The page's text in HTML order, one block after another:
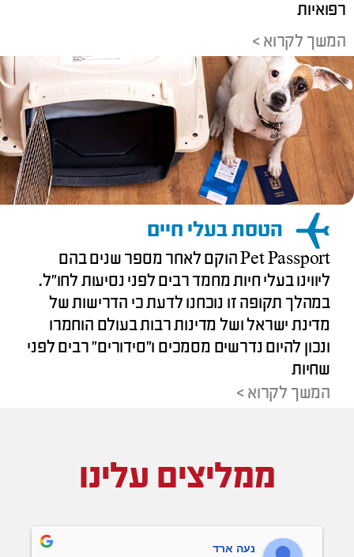
רפואיות
המשך לקרוא >
הטסת בעלי חיים
Pet Passport הוקם לאחר מספר שנים בהם
ליווינו בעלי חיות מחמד רבים לפני נסיעות לחו”ל.
במהלך תקופה זו נוכחנו לדעת כי הדרישות של
מדינת ישראל ושל מדינות רבות בעולם הוחמרו
ונכון להיום נדרשים מסמכים ו”סידורים” רבים לפני
שחיות
המשך לקרוא >
ממליצים עלינו
נעה ארד